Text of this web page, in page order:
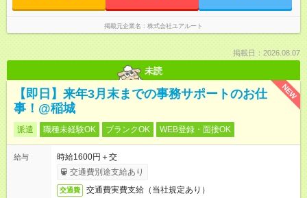
掲載元企業名 株式会社ユアルート
掲載日：2026.08.07
未読
NEW
【即日】来年3月末までの事務サポートのお仕
事！@稲城
派遣 職種未経験OK ブランクOK WEB登録・面接OK
給与
時給1600円＋交
交通費別途支給あり
交通費 交通費実費支給（当社規定あり）